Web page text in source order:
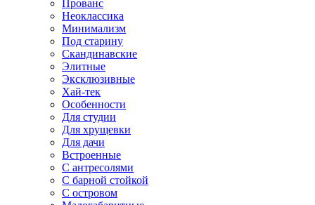
Прованс
Неоклассика
Минимализм
Под старину
Скандинавские
Элитные
Эксклюзивные
Хай-тек
Особенности
Для студии
Для хрущевки
Для дачи
Встроенные
С антресолями
С барной стойкой
С островом